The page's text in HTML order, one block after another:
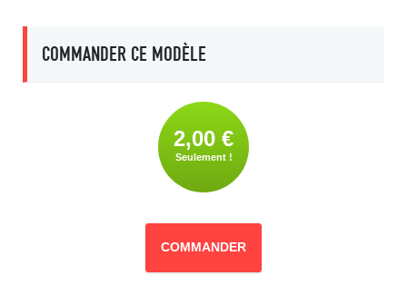
COMMANDER CE MODÈLE
2,00 €
Seulement !
COMMANDER